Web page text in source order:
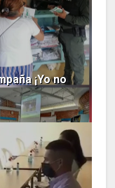
¡Yo no